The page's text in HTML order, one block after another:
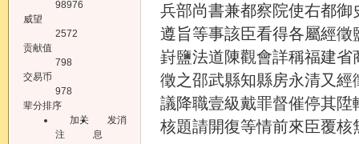
98976
威望
2572
贡献值
798
交易币
978
辈分排序
加关
注
发消
息
兵部尚書兼都察院使右都
遵旨等事該臣看得各屬經
崶鹽法道陳觀會詳稱福建
徵之邵武縣知縣房永清又
議降職壹級戴罪督催停其
核題請開復等情前來臣覆核